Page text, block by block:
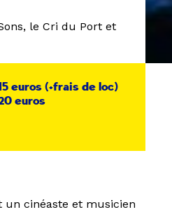
le Cri du Port et
euros (+frais de loc)
euros
un cinéaste et musicien